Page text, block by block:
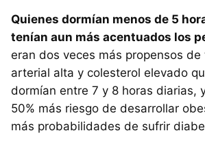
Quienes dormían menos de 5
tenían aun más acentuados los
eran dos veces más propensos de
arterial alta y colesterol elevado
dormían entre 7 y 8 horas diarias,
50% más riesgo de desarrollar
más probabilidades de sufrir